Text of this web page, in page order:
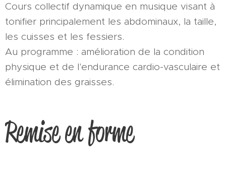
Cours collectif dynamique en musique visant à
tonifier principalement les abdominaux, la taille,
les cuisses et les fessiers.
Au programme : amélioration de la condition
physique et de l'endurance cardio-vasculaire et
élimination des graisses.
Remise en forme